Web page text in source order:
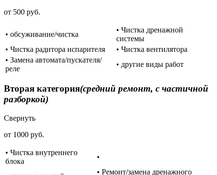
от 500 руб.
• обсуживание/чистка
• Чистка дренажной
системы
• Чистка радитора испарителя
• Чистка вентилятора
• Замена автомата/пускателя/
реле
• другие виды работ
Вторая категория(средний ремонт, с частичной
разборкой)
Свернуть
от 1000 руб.
• Чистка внутреннего
блока
•
• Ремонт/замена дренажного